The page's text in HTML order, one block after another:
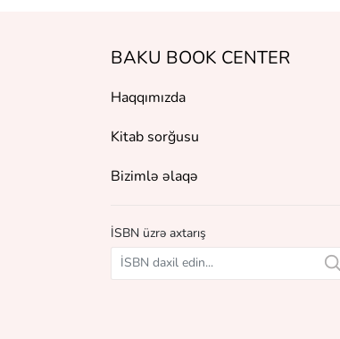
BAKU BOOK CENTER
Haqqımızda
Kitab sorğusu
Bizimlə əlaqə
İSBN üzrə axtarış